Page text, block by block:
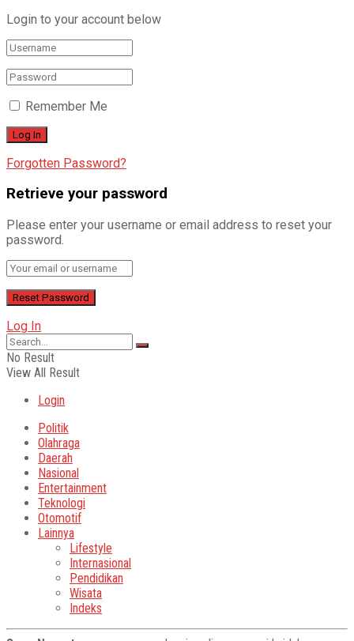
Login to your account below
Remember Me
Forgotten Password?
Retrieve your password
Please enter your username or email address to reset your
password.
Log In
No Result
View All Result
Login
Politik
Olahraga
Daerah
Nasional
Entertainment
Teknologi
Otomotif
Lainnya
Lifestyle
Internasional
Pendidikan
Wisata
Indeks